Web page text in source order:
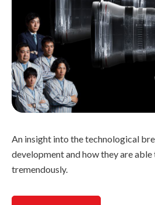
An insight into the technological
development and how they are
tremendously.